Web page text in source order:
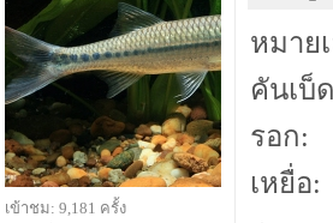
หมาย
คันเบ็
รอก:
เหยื่อ:
เข้าชม: 9,181 ครั้ง